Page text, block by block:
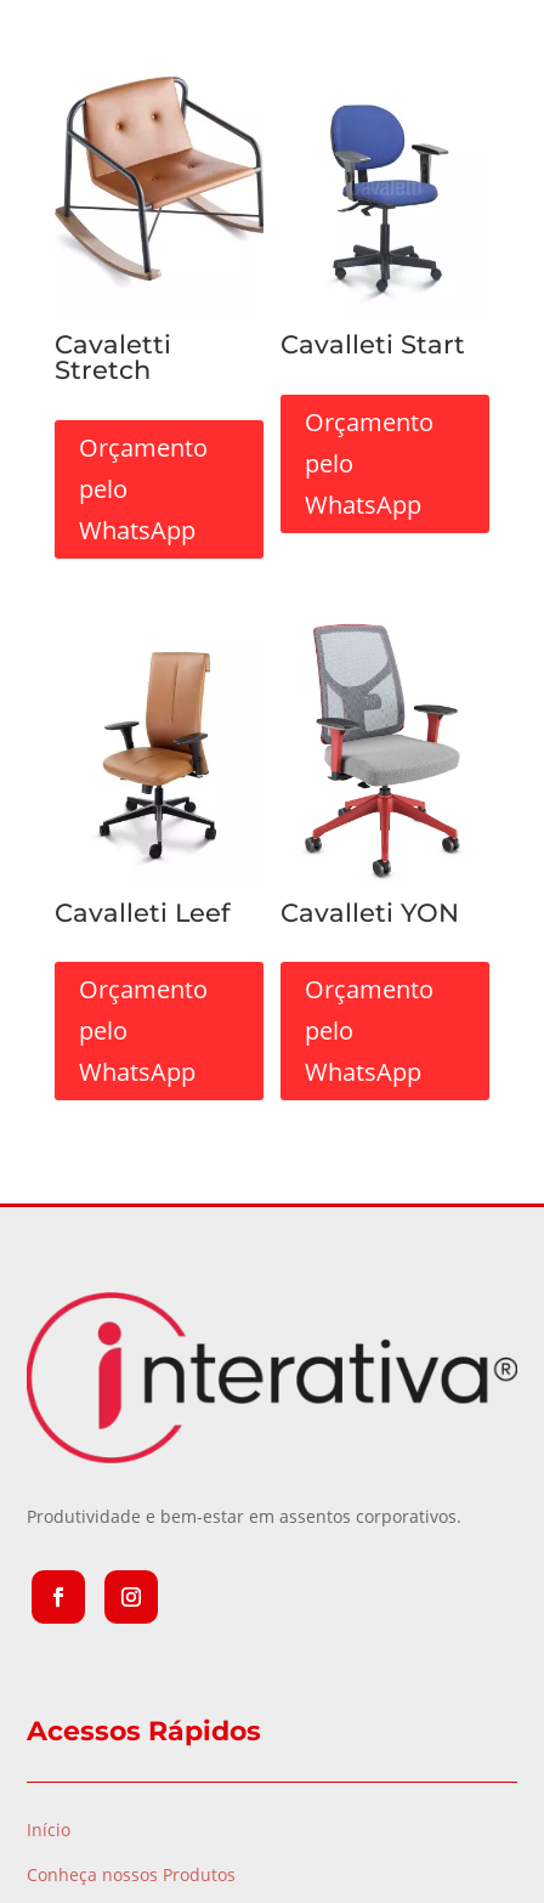
Cavaletti
Stretch
Orçamento
pelo
WhatsApp
Cavalleti Start
Orçamento
pelo
WhatsApp
Cavalleti Leef
Orçamento
pelo
WhatsApp
Cavalleti YON
Orçamento
pelo
WhatsApp
Produtividade e bem-estar em assentos corporativos.
Acessos Rápidos
Início
Conheça nossos Produtos